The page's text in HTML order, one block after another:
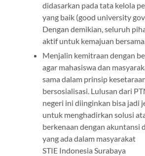
didasarkan pada tata kelola
yang baik (good university
Dengan demikian, seluruh
aktif untuk kemajuan
Menjalin kemitraan dengan
agar mahasiswa dan
sama dalam prinsip
bersosialisasi. Lulusan dari
negeri ini diinginkan bisa jadi
untuk menghadirkan solusi
berkenaan dengan akuntansi
yang ada dalam masyarakat
STIE Indonesia Surabaya